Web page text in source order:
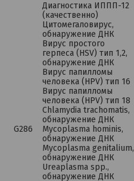
G286
Диагностика ИППП-12
(качественно)
Цитомегаловирус,
обнаружение ДНК
Вирус простого
герпеса (HSV) тип 1,2,
обнаружение ДНК
Вирус папилломы
человека (HPV) тип 16
Вирус папилломы
человека (HPV) тип 18
Chlamydia trachomatis,
обнаружение ДНК
Mycoplasma hominis,
обнаружение ДНК
Mycoplasma genitalium,
обнаружение ДНК
Ureaplasma spp.,
обнаружение ДНК